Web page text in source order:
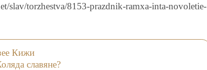
slav/torzhestva/8153-prazdnik-ramxa-inta-novoletie-
Кижи
славяне?